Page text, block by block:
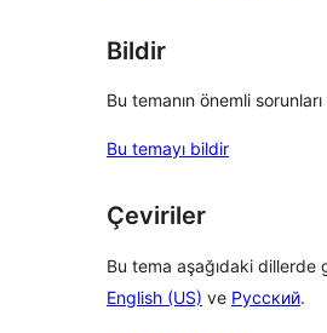
Bildir
Bu temanın önemli sorunları
Bu temayı bildir
Çeviriler
Bu tema aşağıdaki dillerde
English (US) ve Русский.